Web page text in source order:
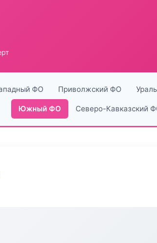
ФО Приволжский ФО
Южный ФО Северо-Кавказский